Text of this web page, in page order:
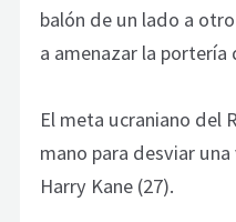
balón de un lado a
a amenazar la portería
El meta ucraniano del
mano para desviar
Harry Kane (27).